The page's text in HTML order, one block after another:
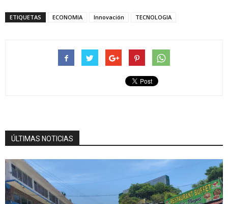
ETIQUETAS ECONOMIA Innovación TECNOLOGIA
ÚLTIMAS NOTICIAS